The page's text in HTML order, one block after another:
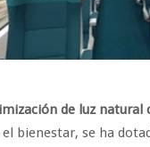
de luz natural
bienestar, se ha